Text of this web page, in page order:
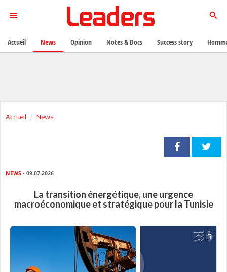
Accueil News
NEWS - 09.07.2026
La transition énergétique, une urgence
macroéconomique et stratégique pour la Tunisie
Accueil News Opinion Notes & Docs Success story